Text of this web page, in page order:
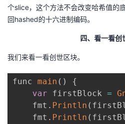
个slice，这个方法不会改变哈希值的
回hashed的十六进制编码。
四、看一看创
我们来看一看创世区块。
func main ( )
{
var firstBlock =
    fmt
. Println (
    fmt
. Println (